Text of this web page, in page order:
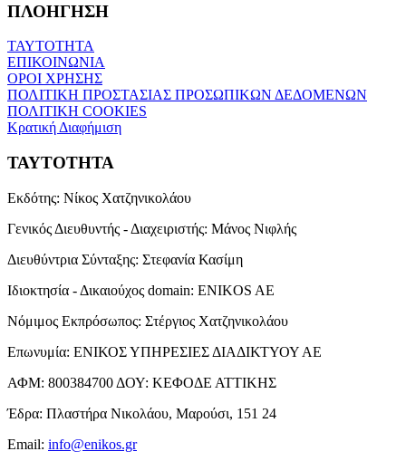
ΠΛΟΗΓΗΣΗ
ΤΑΥΤΟΤΗΤΑ
ΕΠΙΚΟΙΝΩΝΙΑ
ΟΡΟΙ ΧΡΗΣΗΣ
ΠΟΛΙΤΙΚΗ ΠΡΟΣΤΑΣΙΑΣ ΠΡΟΣΩΠΙΚΩΝ ΔΕΔΟΜΕΝΩΝ
ΠΟΛΙΤΙΚΗ COOKIES
Κρατική Διαφήμιση
ΤΑΥΤΟΤΗΤΑ
Εκδότης: Νίκος Χατζηνικολάου
Γενικός Διευθυντής - Διαχειριστής: Μάνος Νιφλής
Διευθύντρια Σύνταξης: Στεφανία Κασίμη
Ιδιοκτησία - Δικαιούχος domain: ENIKOS AE
Νόμιμος Εκπρόσωπος: Στέργιος Χατζηνικολάου
Επωνυμία: ΕΝΙΚΟΣ ΥΠΗΡΕΣΙΕΣ ΔΙΑΔΙΚΤΥΟΥ ΑΕ
ΑΦΜ: 800384700 ΔΟΥ: ΚΕΦΟΔΕ ΑΤΤΙΚΗΣ
Έδρα: Πλαστήρα Νικολάου, Μαρούσι, 151 24
Email: info@enikos.gr